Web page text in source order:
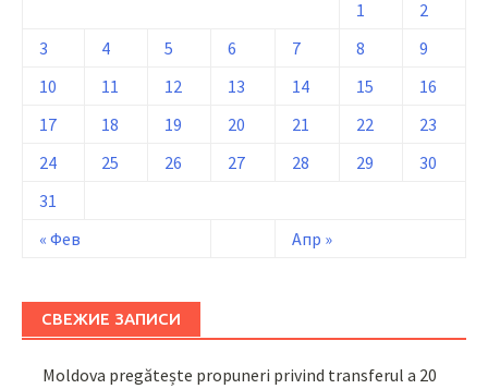
« Фев Апр »
1
2
3
4 5 6 7 8
9
10
11 12 13 14 15
16
17
18 19 20 21 22
23
24
25 26 27 28 29
30
31
СВЕЖИЕ ЗАПИСИ
Moldova pregătește propuneri privind transferul a 20